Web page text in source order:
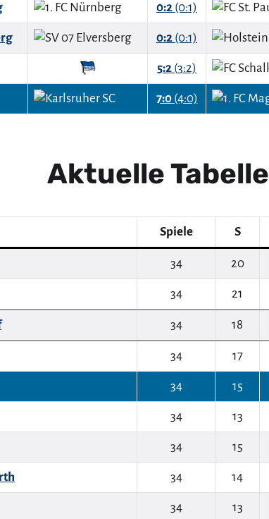
0:2 (0:1)
0:2 (0:1)
5:2 (3:2)
7:0(4:0)
Aktuelle Tabelle
Spiele S
34 20
34 21
34 18
34 17
34 15
34 13
34 15
34 14
34 13